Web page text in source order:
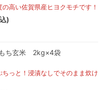
の高い佐賀県産ヒヨクモチです！
)
ち玄米 2kg×4袋
ちっと！浸漬なしでそのまま炊け